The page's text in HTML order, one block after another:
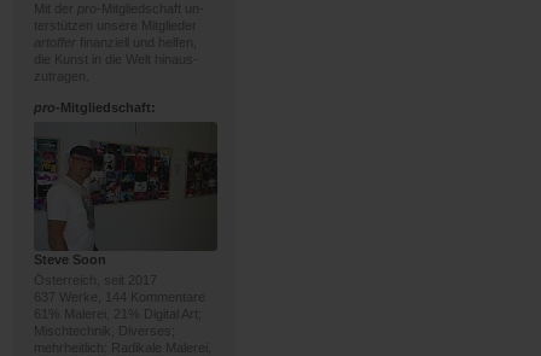
Mit der pro
-Mitgliedschaft un-
terstützen unsere Mitglieder
artoffer finanziell und helfen,
die Kunst in die Welt hinaus-
zutragen.
pro-Mitgliedschaft:
Steve Soon
Österreich, seit 2017
637 Werke, 144 Kommentare
61% Malerei, 21% Digital Art;
Mischtechnik, Diverses;
mehrheitlich: Radikale Malerei,